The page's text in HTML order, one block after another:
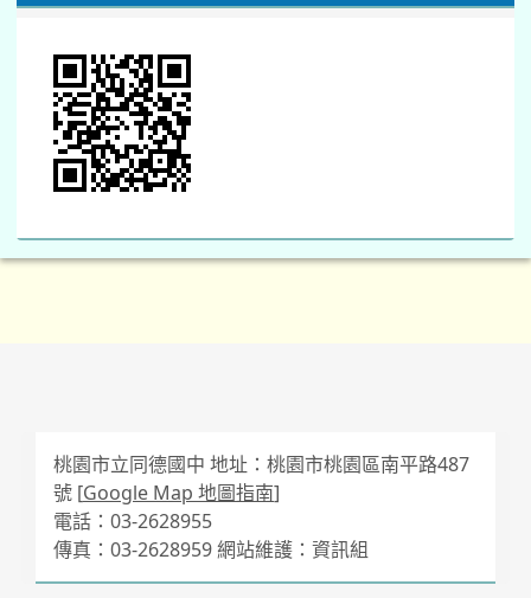
桃園市立同德國中 地址：桃園市桃園區南平路487
號 [Google Map 地圖指南]
電話：03-2628955
傳真：03-2628959 網站維護：資訊組